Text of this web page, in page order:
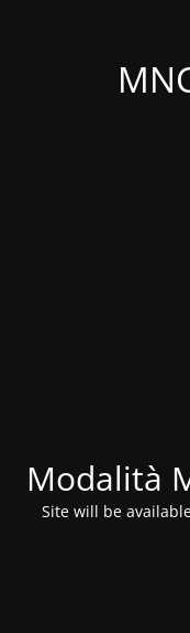
Modalità
Site will be